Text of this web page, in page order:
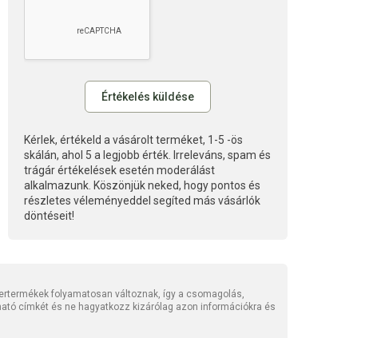
Kérlek, értékeld a vásárolt terméket, 1-5 -ös
skálán, ahol 5 a legjobb érték. Irreleváns, spam és
trágár értékelések esetén moderálást
alkalmazunk. Köszönjük neked, hogy pontos és
részletes véleményeddel segíted más vásárlók
döntéseit!
folyamatosan változnak, így a csomagolás,
címkét és ne hagyatkozz kizárólag azon információkra és